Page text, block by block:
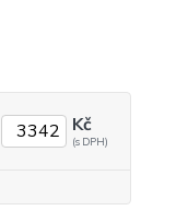
Kč